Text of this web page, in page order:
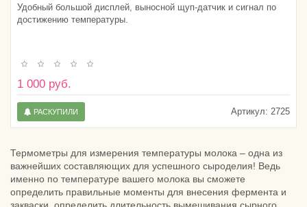
Удобный большой дисплей, выносной щуп-датчик и сигнал по
достижению температуры.
1 000 руб.
Артикул: 2725
РАСКУПИЛИ
Термометры для измерения температуры молока – одна из
важнейших составляющих для успешного сыроделия! Ведь
именно по температуре вашего молока вы сможете
определить правильные моменты для внесения фермента и